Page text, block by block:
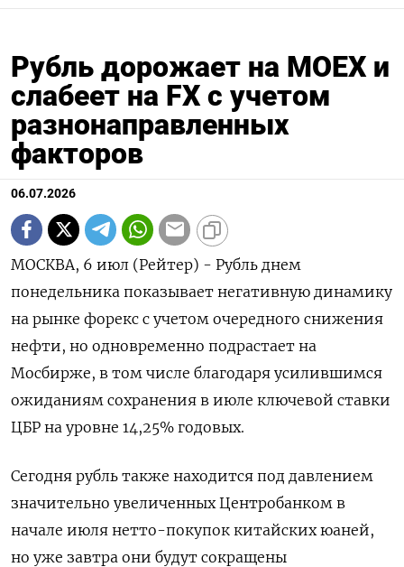
Рубль дорожает на МОЕХ и
слабеет на FX с учетом
разнонаправленных
факторов
06.07.2026
МОСКВА, 6 июл (Рейтер) - Рубль днем
понедельника показывает негативную динамику
на рынке форекс с учетом очередного снижения
нефти, но одновременно подрастает на
Мосбирже, в том числе благодаря усилившимся
ожиданиям сохранения в июле ключевой ставки
ЦБР на уровне 14,25% годовых.
Сегодня рубль также находится под давлением
значительно увеличенных Центробанком ‌в
начале июля нетто-покупок китайских юаней,
но уже завтра они будут сокращены